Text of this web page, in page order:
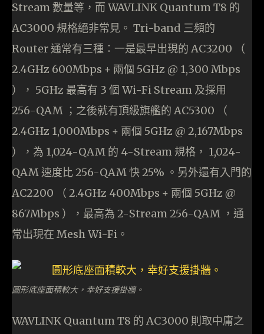
Stream 數量等，而 WAVLINK Quantum T8 的
AC3000 規格絕非常見。 Tri-band 三頻的
Router 通常有三種：一是最早出現的 AC3200 （
2.4GHz 600Mbps + 兩個 5GHz @ 1,300 Mbps
）， 5GHz 最高有 3 個 Wi-Fi Stream 及採用
256-QAM ；之後就有頂級旗艦的 AC5300 （
2.4GHz 1,000Mbps + 兩個 5GHz @ 2,167Mbps
），為 1,024-QAM 的 4-Stream 規格， 1,024-
QAM 速度比 256-QAM 快 25% 。另外還有入門的
AC2200 （ 2.4GHz 400Mbps + 兩個 5GHz @
867Mbps ），最高為 2-Stream 256-QAM ，通
常出現在 Mesh Wi-Fi。
圓形底座面積較大，幸好支援掛牆。
WAVLINK Quantum T8 的 AC3000 則取中庸之